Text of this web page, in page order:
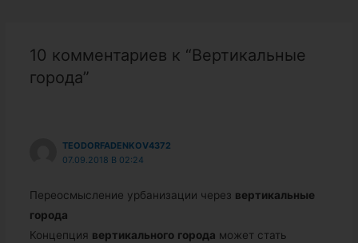
10 комментариев к “Вертикальные
города”
TEODORFADENKOV4372
07.09.2018 В 02:24
Переосмысление урбанизации через вертикальные
города
Концепция вертикального города может стать